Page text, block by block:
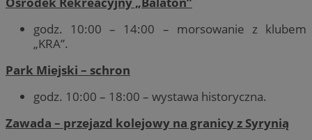
godz. 10:00 – 14:00 – morsowanie z klubem
„KRA”.
Park Miejski – schron
godz. 10:00 – 18:00 – wystawa historyczna.
Zawada – przejazd kolejowy na granicy z Syrynią